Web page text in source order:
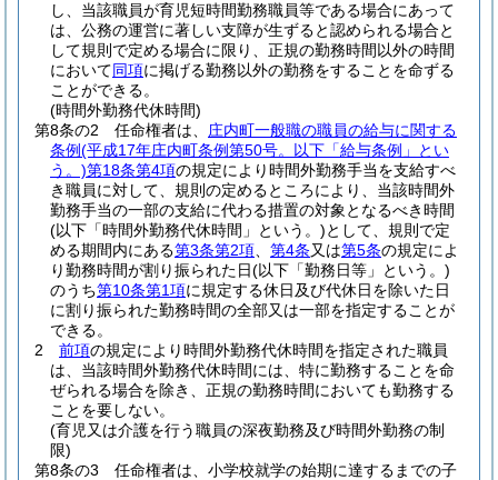
し、当該職員が育児短時間勤務職員等である場合にあって
は、公務の運営に著しい支障が生ずると認められる場合と
して規則で定める場合に限り、正規の勤務時間以外の時間
において同項に掲げる勤務以外の勤務をすることを命ずる
ことができる。
(時間外勤務代休時間)
第8条の2
任命権者は、 庄内町一般職の職員の給与に関する
条例(平成17年庄内町条例第50号。以下「給与条例」とい
う。)第18条第4項の規定により時間外勤務手当を支給すべ
き職員に対して、規則の定めるところにより、当該時間外
勤務手当の一部の支給に代わる措置の対象となるべき時間
(以下「時間外勤務代休時間」という。)として、規則で定
める期間内にある第3条第2項 第4条又は第5条の規定によ
り勤務時間が割り振られた日(以下「勤務日等」という。)
のうち第10条第1項に規定する休日及び代休日を除いた日
に割り振られた勤務時間の全部又は一部を指定することが
できる。
2
前項の規定により時間外勤務代休時間を指定された職員
は、当該時間外勤務代休時間には、特に勤務することを命
ぜられる場合を除き、正規の勤務時間においても勤務する
ことを要しない。
(育児又は介護を行う職員の深夜勤務及び時間外勤務の制
限)
第8条の3
任命権者は、小学校就学の始期に達するまでの子